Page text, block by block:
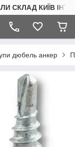
СКЛАД КИЇВ
дюбель анкер